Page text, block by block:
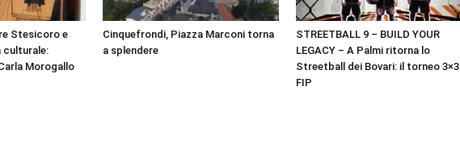
Stesicoro e
culturale:
Morogallo
Cinquefrondi, Piazza Marconi torna
a splendere
STREETBALL 9 – BUILD YOUR
LEGACY – A Palmi ritorna lo
Streetball dei Bovari: il torneo 3×3
FIP